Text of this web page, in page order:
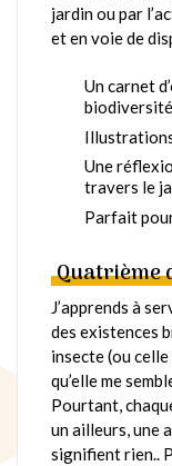
jardin ou par
et en voie de
Un carnet
Une
travers le
Parfait
Quatrième
J’apprends à
des existences
insecte (ou
qu’elle me
Pourtant,
un ailleurs, une
signifient rien..